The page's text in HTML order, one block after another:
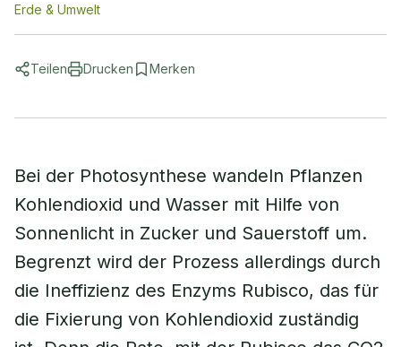
Erde & Umwelt
Teilen Drucken Merken
Bei der Photosynthese wandeln Pflanzen
Kohlendioxid und Wasser mit Hilfe von
Sonnenlicht in Zucker und Sauerstoff um.
Begrenzt wird der Prozess allerdings durch
die Ineffizienz des Enzyms Rubisco, das für
die Fixierung von Kohlendioxid zuständig